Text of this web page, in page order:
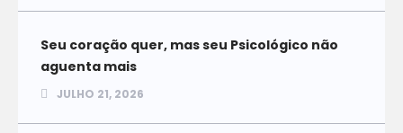
Seu coração quer, mas seu Psicológico não
aguenta mais
JULHO 21, 2026